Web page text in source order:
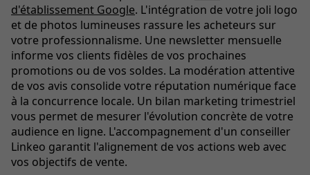
d'établissement Google. L'intégration de votre joli logo
et de photos lumineuses rassure les acheteurs sur
votre professionnalisme. Une newsletter mensuelle
informe vos clients fidèles de vos prochaines
promotions ou de vos soldes. La modération attentive
de vos avis consolide votre réputation numérique face
à la concurrence locale. Un bilan marketing trimestriel
vous permet de mesurer l'évolution concrète de votre
audience en ligne. L'accompagnement d'un conseiller
Linkeo garantit l'alignement de vos actions web avec
vos objectifs de vente.